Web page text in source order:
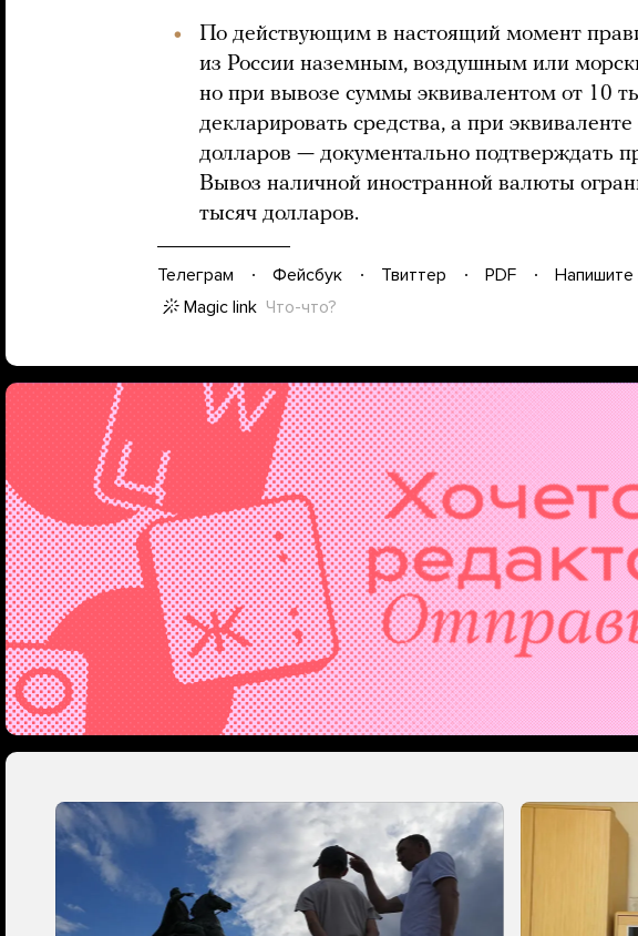
По действующим в настоящий момент
из России наземным, воздушным или
но при вывозе суммы эквивалентом от 10
декларировать средства, а при
долларов — документально подтверждать
Вывоз наличной иностранной валюты
тысяч долларов.
Телеграм Фейсбук Твиттер PDF
Напишите
Magic link Что-что?